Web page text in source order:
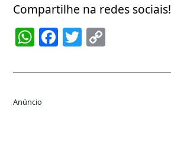
Compartilhe na redes sociais!
WhatsApp
Facebook
Twitter
Anúncio